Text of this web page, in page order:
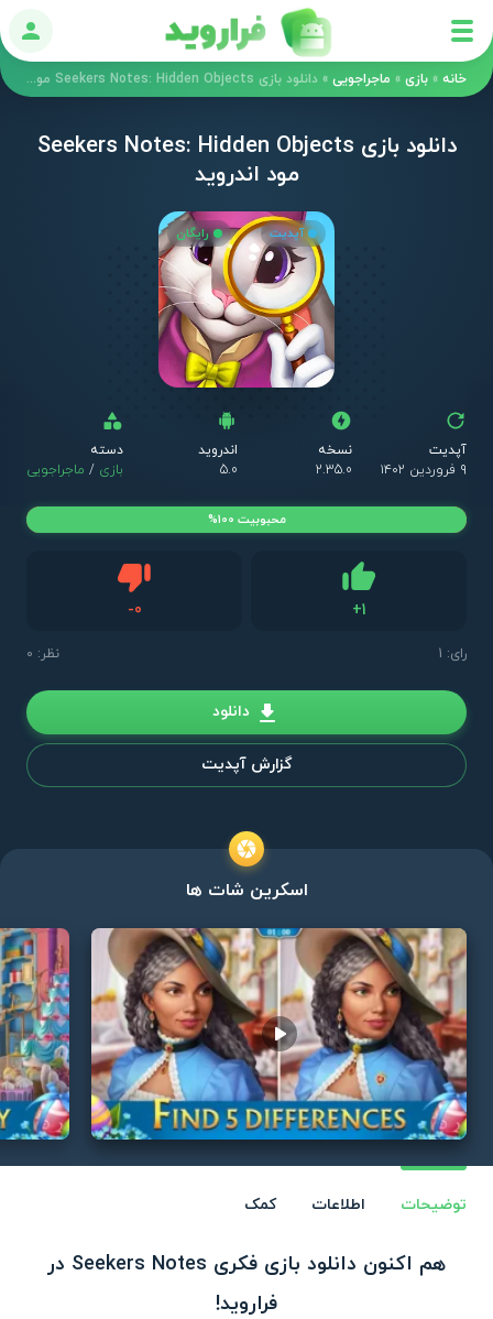
ورود
خانه » بازی » ماجراجویی » دانلود بازی Seekers Notes: Hidden Objects مود اندروید
دانلود بازی Seekers Notes: Hidden Objects
مود اندروید
آپدیت رایگان
آپدیت
۹ فروردین ۱۴۰۲
نسخه
2.35.0
اندروید
5.0
دسته
بازی / ماجراجویی
+1
-0دیس لایک
رای: 1 نظر: 0
محبوبیت 100%
دانلود
گزارش آپدیت
اسکرین شات ها
Play video
توضیحات اطلاعات کمک
هم اکنون دانلود بازی فکری Seekers Notes در
فراروید!